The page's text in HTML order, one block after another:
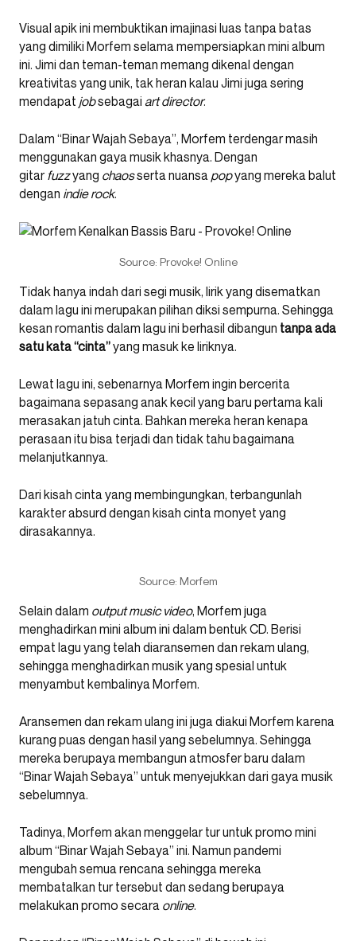
Visual apik ini membuktikan imajinasi luas tanpa batas
yang dimiliki Morfem selama mempersiapkan mini album
ini. Jimi dan teman-teman memang dikenal dengan
kreativitas yang unik, tak heran kalau Jimi juga sering
mendapat jobsebagai art director.
Dalam “Binar Wajah Sebaya”, Morfem terdengar masih
menggunakan gaya musik khasnya. Dengan
gitar fuzzyang chaosserta nuansa popyang mereka balut
dengan indie rock.
Source: Provoke! Online
Tidak hanya indah dari segi musik, lirik yang disematkan
dalam lagu ini merupakan pilihan diksi sempurna. Sehingga
kesan romantis dalam lagu ini berhasil dibangun tanpa ada
satu kata “cinta”yang masuk ke liriknya.
Lewat lagu ini, sebenarnya Morfem ingin bercerita
bagaimana sepasang anak kecil yang baru pertama kali
merasakan jatuh cinta. Bahkan mereka heran kenapa
perasaan itu bisa terjadi dan tidak tahu bagaimana
melanjutkannya.
Dari kisah cinta yang membingungkan, terbangunlah
karakter absurd dengan kisah cinta monyet yang
dirasakannya.
Source: Morfem
Selain dalam output music video, Morfem juga
menghadirkan mini album ini dalam bentuk CD. Berisi
empat lagu yang telah diaransemen dan rekam ulang,
sehingga menghadirkan musik yang spesial untuk
menyambut kembalinya Morfem.
Aransemen dan rekam ulang ini juga diakui Morfem karena
kurang puas dengan hasil yang sebelumnya. Sehingga
mereka berupaya membangun atmosfer baru dalam
“Binar Wajah Sebaya” untuk menyejukkan dari gaya musik
sebelumnya.
Tadinya, Morfem akan menggelar tur untuk promo mini
album “Binar Wajah Sebaya” ini. Namun pandemi
mengubah semua rencana sehingga mereka
membatalkan tur tersebut dan sedang berupaya
melakukan promo secara online.